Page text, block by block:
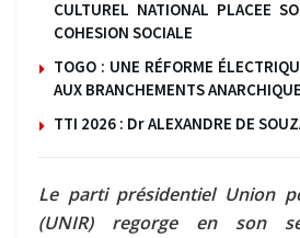
CULTUREL NATIONAL PLACEE
COHESION SOCIALE
TOGO : UNE RÉFORME
AUX BRANCHEMENTS
TTI 2026 : Dr ALEXANDRE DE
Le parti présidentiel Union
(UNIR) regorge en son